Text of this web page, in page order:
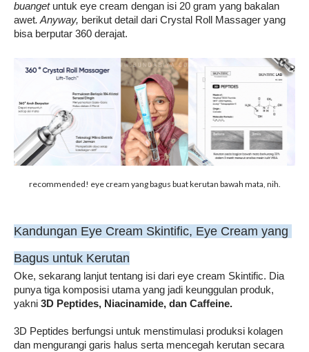
buanget untuk eye cream dengan isi 20 gram yang bakalan
awet. Anyway, berikut detail dari Crystal Roll Massager yang
bisa berputar 360 derajat.
recommended! eye cream yang bagus buat kerutan bawah mata, nih.
Kandungan Eye Cream Skintific, Eye Cream yang
Bagus untuk Kerutan
Oke, sekarang lanjut tentang isi dari eye cream Skintific. Dia
punya tiga komposisi utama yang jadi keunggulan produk,
yakni 3D Peptides, Niacinamide, dan Caffeine.
3D Peptides berfungsi untuk menstimulasi produksi kolagen
dan mengurangi garis halus serta mencegah kerutan secara